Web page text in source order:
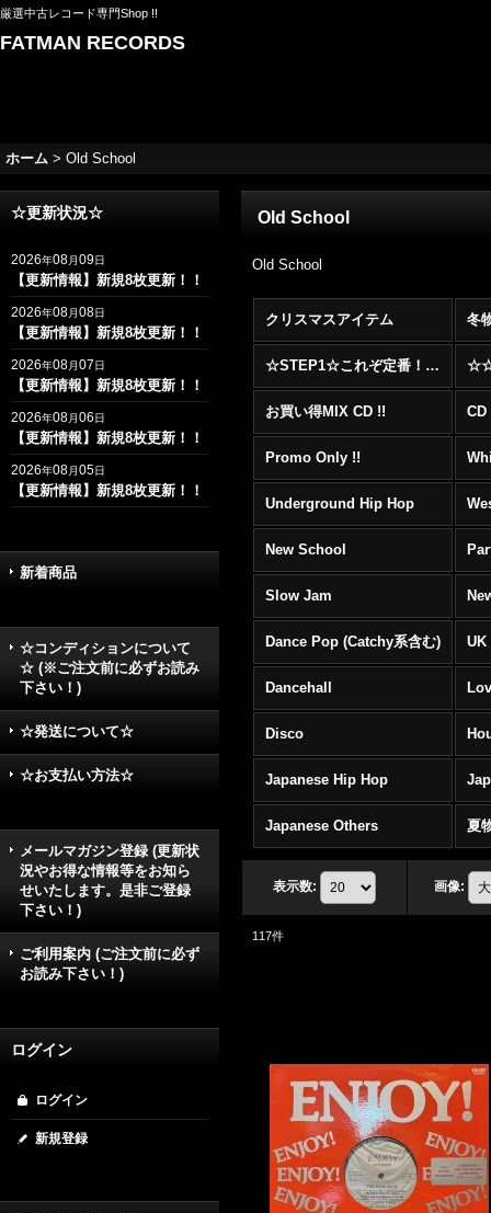
厳選中古レコード専門Shop !!
FATMAN RECORDS
ホーム > Old School
☆更新状況☆
2026年08月09日
【更新情報】新規8枚更新！！
2026年08月08日
【更新情報】新規8枚更新！！
2026年08月07日
【更新情報】新規8枚更新！！
2026年08月06日
【更新情報】新規8枚更新！！
2026年08月05日
【更新情報】新規8枚更新！！
新着商品
☆コンディションについて
☆ (※ご注文前に必ずお読み
下さい！)
☆発送について☆
☆お支払い方法☆
メールマガジン登録 (更新状
況やお得な情報等をお知ら
せいたします。是非ご登録
下さい！)
ご利用案内 (ご注文前に必ず
お読み下さい！)
ログイン
ログイン
新規登録
Old School
Old School
クリスマスアイテム 冬
☆STEP1☆これぞ定番！！まずはここから！2000年代R&BフロアヒットBest 100 !!!
お買い得MIX CD !!
Promo Only !!
Underground Hip Hop
New School
Slow Jam
Dance Pop (Catchy系含む) UK
Dancehall
Disco
Japanese Hip Hop
Japanese Others 夏
表示数: 画像:
117件